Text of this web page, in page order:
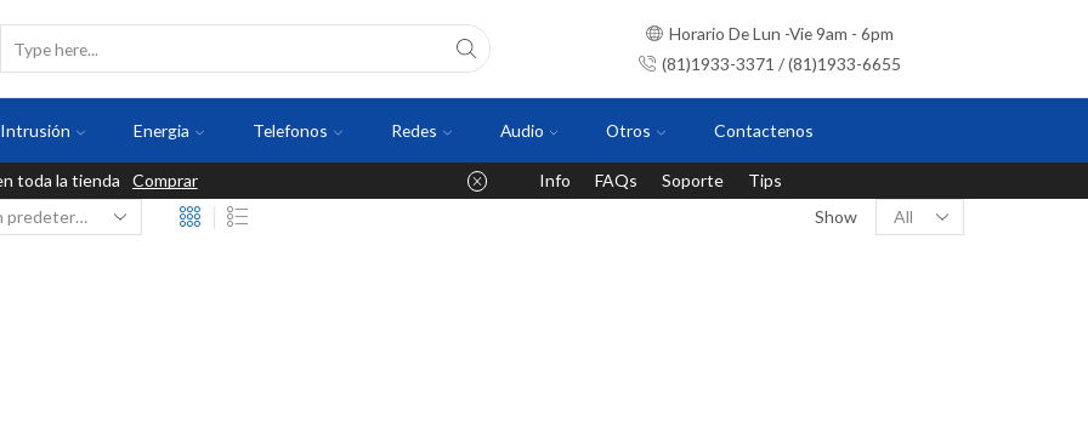
Horario De Lun -Vie 9am - 6pm
(81)1933-3371 / (81)1933-6655
Intrusión Energia Telefonos Redes Audio Otros Contactenos
toda la tienda Comprar Info FAQs Soporte
Tips
Show